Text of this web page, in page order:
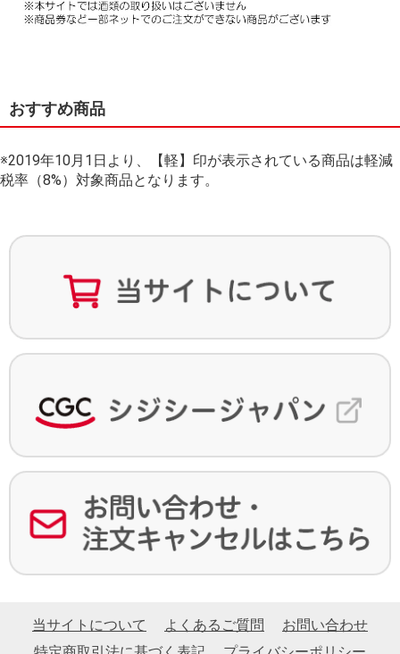
おすすめ商品
※2019年10月1日より、【軽】印が表示されている商品は軽減
税率（8%）対象商品となります。
当サイトについて よくあるご質問
お問い合わせ